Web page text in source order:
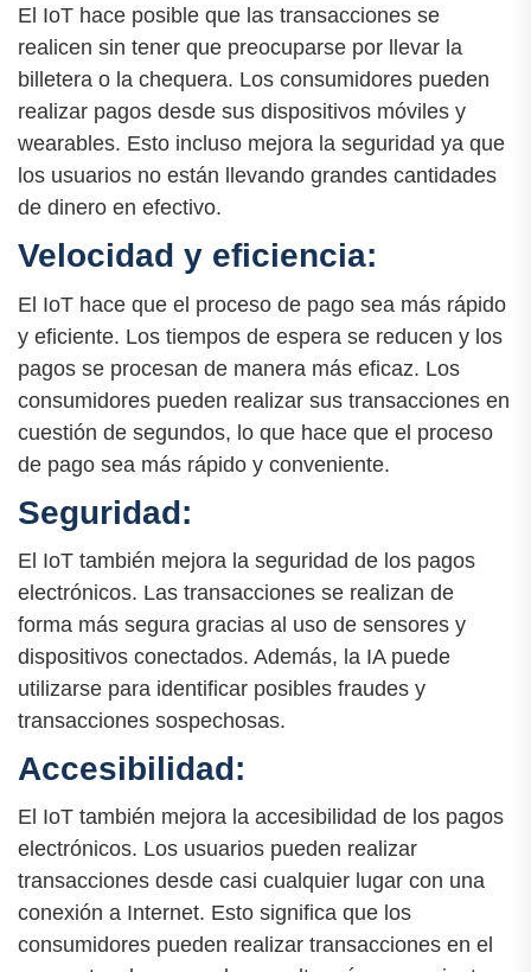
El IoT hace posible que las transacciones se
realicen sin tener que preocuparse por llevar la
billetera o la chequera. Los consumidores pueden
realizar pagos desde sus dispositivos móviles y
wearables. Esto incluso mejora la seguridad ya que
los usuarios no están llevando grandes cantidades
de dinero en efectivo.
Velocidad y eficiencia:
El IoT hace que el proceso de pago sea más rápido
y eficiente. Los tiempos de espera se reducen y los
pagos se procesan de manera más eficaz. Los
consumidores pueden realizar sus transacciones en
cuestión de segundos, lo que hace que el proceso
de pago sea más rápido y conveniente.
Seguridad:
El IoT también mejora la seguridad de los pagos
electrónicos. Las transacciones se realizan de
forma más segura gracias al uso de sensores y
dispositivos conectados. Además, la IA puede
utilizarse para identificar posibles fraudes y
transacciones sospechosas.
Accesibilidad:
El IoT también mejora la accesibilidad de los pagos
electrónicos. Los usuarios pueden realizar
transacciones desde casi cualquier lugar con una
conexión a Internet. Esto significa que los
consumidores pueden realizar transacciones en el